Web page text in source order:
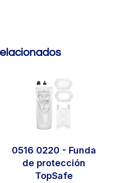
0516 0220 - Funda
de protección
TopSafe